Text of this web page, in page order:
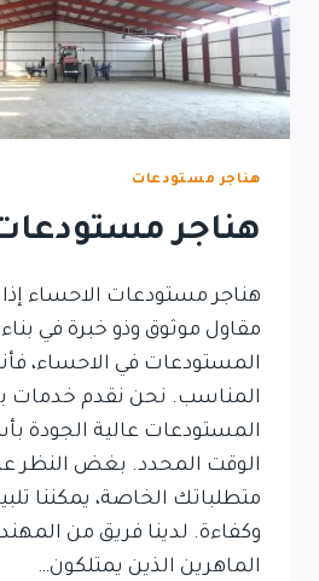
هناجر مستودعات
هناجر
هناجر مستودعات الاحساء
مقاول موثوق وذو خبرة في
المستودعات في الاحساء،
المناسب. نحن نقدم خدمات
المستودعات عالية الجودة
الوقت المحدد. بغض النظر
متطلباتك الخاصة، يمكننا
وكفاءة. لدينا فريق من
الماهرين الذين يمتلكون…